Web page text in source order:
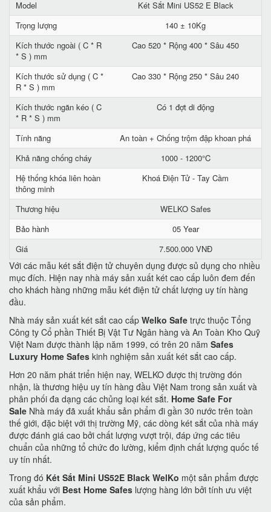
Model
Két Sắt Mini US52 E Black
Trọng lượng
140 ± 10Kg
Kích thước ngoài ( C * R
* S ) mm
Cao 520 * Rộng 400 * Sâu 450
Kích thước sử dụng ( C *
R * S ) mm
Cao 330 * Rộng 250 * Sâu 240
Kích thước ngăn kéo ( C
* R * S ) mm
Có 1 đợt di động
Tính năng
An toàn + Chống trộm đập khoan phá
Khả năng chống cháy
1000 - 1200°C
Hệ thống khóa liên hoàn
thông minh
Khoá Điện Tử - Tay Cầm
Thương hiệu
WELKO Safes
Bảo hành
05 Year
Giá
7.500.000 VNĐ
Với các mẫu két sắt điện tử chuyên dụng được sủ dụng cho nhiều
mục đích. Hiện nay nhà máy sản xuất két cao cấp luôn đem đến
cho khách hàng những mẫu két điện tử chất lượng uy tín hàng
đầu.
Nhà máy sản xuất két sắt cao cấp Welko Safe trực thuộc Tổng
Công ty Cổ phần Thiết Bị Vật Tư Ngân hàng và An Toàn Kho Quỹ
Việt Nam được thành lập năm 1999, có trên 20 năm Safes
Luxury Home Safes kinh nghiệm sản xuất két sắt cao cấp.
Hơn 20 năm phát triển hiện nay, WELKO được thị trường đón
nhận, là thương hiệu uy tín hàng đầu Việt Nam trong sản xuất và
phân phối đa dạng các chủng loại két sắt. Home Safe For
Sale Nhà máy đã xuất khẩu sản phẩm đi gần 30 nước trên toàn
thế giới, đặc biệt với thị trường Mỹ, các dòng két sắt của nhà máy
được đánh giá cao bởi chất lượng vượt trội, đáp ứng các tiêu
chuẩn của những tổ chức đo lường, kiểm định chất lượng quốc tế
uy tín nhất.
Trong đó Két Sắt Mini US52E Black WelKo một sản phẩm được
xuất khẩu với Best Home Safes lượng hàng lớn bởi tính ưu việt
của sản phẩm.